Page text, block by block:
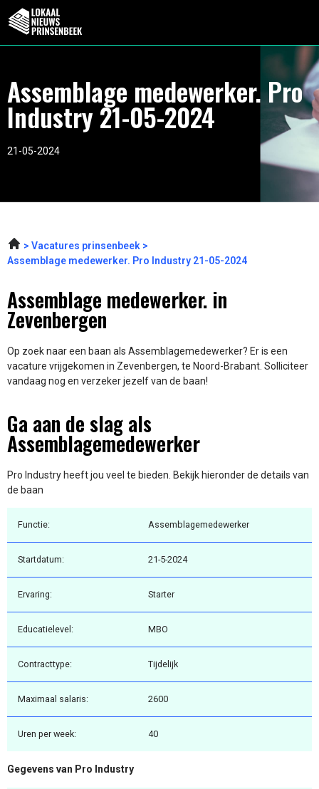
Assemblage medewerker. Pro
Industry 21-05-2024
21-05-2024
Vacatures prinsenbeek
Assemblage medewerker. Pro Industry 21-05-2024
Assemblage medewerker. in
Zevenbergen
Op zoek naar een baan als Assemblagemedewerker? Er is een
vacature vrijgekomen in Zevenbergen, te Noord-Brabant. Solliciteer
vandaag nog en verzeker jezelf van de baan!
Ga aan de slag als
Assemblagemedewerker
Pro Industry heeft jou veel te bieden. Bekijk hieronder de details van
de baan
Functie: Assemblagemedewerker
Startdatum: 21-5-2024
Ervaring: Starter
Educatielevel: MBO
Contracttype: Tijdelijk
Maximaal salaris: 2600
Uren per week: 40
Gegevens van Pro Industry